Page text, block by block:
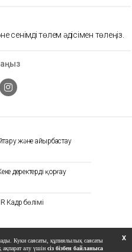
және айырбастау
деректерді қорғау
Кадр бөлімі
сенімді төлем әдісімен төлеңіз.
X
Куки саясаты, құпиялылық саясаты
алу үшін сіз бізбен байланыса